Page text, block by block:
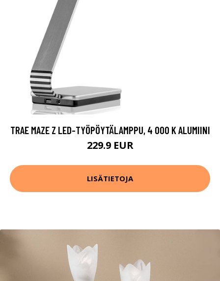
TRAE MAZE Z LED-TYÖPÖYTÄLAMPPU, 4 000 K ALUMIINI
229.9 EUR
LISÄTIETOJA